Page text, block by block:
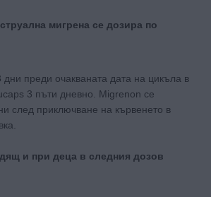
мигрена се дозира по
преди очакваната дата на цикъла в
3 пъти дневно. Migrenon се
след приключване на кървенето в
и при деца в следния дозов